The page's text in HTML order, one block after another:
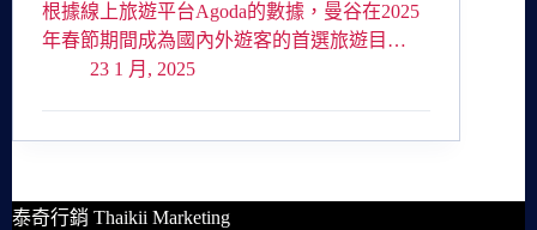
根據線上旅遊平台Agoda的數據，曼谷在2025
年春節期間成為國內外遊客的首選旅遊目…
23 1 月, 2025
泰奇行銷 Thaikii Marketing